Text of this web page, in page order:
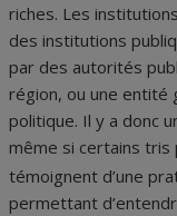
riches. Les
des institutions
par des autorités
région, ou une entité
politique. Il y a donc
même si certains
témoignent d’une
permettant